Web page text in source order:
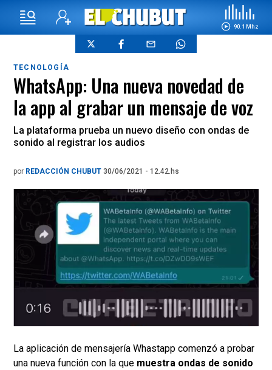
90.1 Mhz
TECNOLOGÍA
WhatsApp: Una nueva novedad de
la app al grabar un mensaje de voz
La plataforma prueba un nuevo diseño con ondas de
sonido al registrar los audios
por REDACCIÓN CHUBUT 30/06/2021 - 12.42.hs
La aplicación de mensajería Whastapp comenzó a probar
una nueva función con la que muestra ondas de sonido